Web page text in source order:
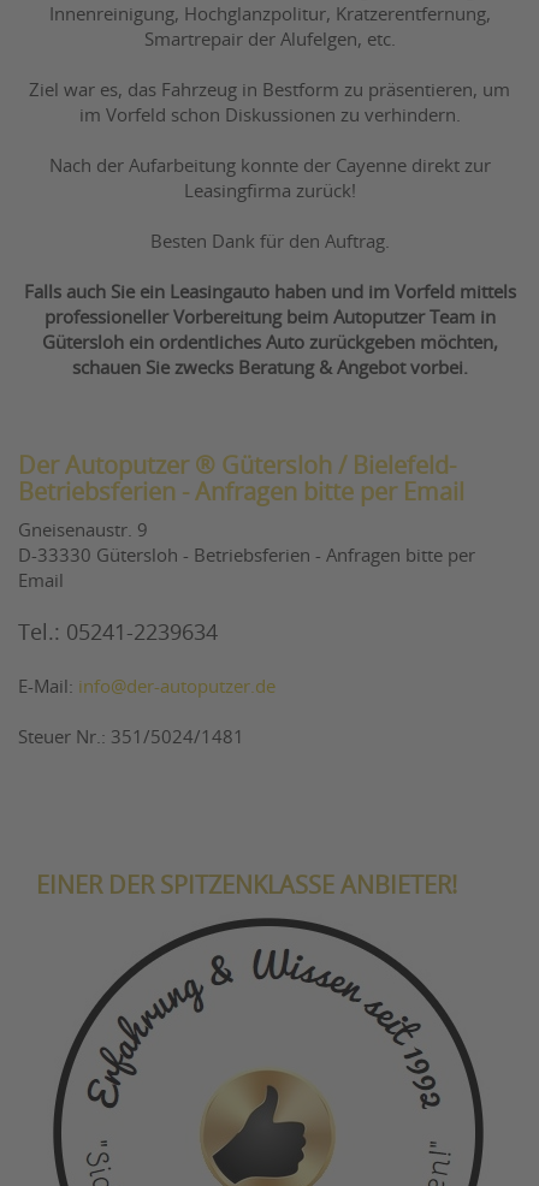
Innenreinigung, Hochglanzpolitur, Kratzerentfernung,
Smartrepair der Alufelgen, etc.
Ziel war es, das Fahrzeug in Bestform zu präsentieren, um
im Vorfeld schon Diskussionen zu verhindern.
Nach der Aufarbeitung konnte der Cayenne direkt zur
Leasingfirma zurück!
Besten Dank für den Auftrag.
Falls auch Sie ein Leasingauto haben und im Vorfeld mittels
professioneller Vorbereitung beim Autoputzer Team in
Gütersloh ein ordentliches Auto zurückgeben möchten,
schauen Sie zwecks Beratung & Angebot vorbei.
Der Autoputzer ® Gütersloh / Bielefeld-
Betriebsferien - Anfragen bitte per Email
Gneisenaustr. 9
D-33330 Gütersloh - Betriebsferien - Anfragen bitte per
Email
Tel.: 05241-2239634
E-Mail: info@der-autoputzer.de
Steuer Nr.: 351/5024/1481
EINER DER SPITZENKLASSE ANBIETER!